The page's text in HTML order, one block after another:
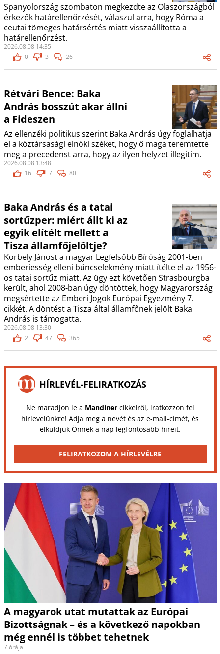
Spanyolország szombaton megkezdte az Olaszországból
érkezők határellenőrzését, válaszul arra, hogy Róma a
ceutai tömeges határsértés miatt visszaállította a
határellenőrzést.
2026.08.08 14:35
0
3 26
Rétvári Bence: Baka
András bosszút akar állni
a Fideszen
Az ellenzéki politikus szerint Baka András úgy foglalhatja
el a köztársasági elnöki széket, hogy ő maga teremtette
meg a precedenst arra, hogy az ilyen helyzet illegitim.
2026.08.08 13:48
16
7 80
Baka András és a tatai
sortűzper: miért állt ki az
egyik elítélt mellett a
Tisza államfőjelöltje?
Korbely Jánost a magyar Legfelsőbb Bíróság 2001-ben
emberiesség elleni bűncselekmény miatt ítélte el az 1956-
os tatai sortűz miatt. Az ügy ezt követően Strasbourgba
került, ahol 2008-ban úgy döntöttek, hogy Magyarország
megsértette az Emberi Jogok Európai Egyezmény 7.
cikkét. A döntést a Tisza által államfőnek jelölt Baka
András is támogatta.
2026.08.08 13:30
2
47 365
HÍRLEVÉL-FELIRATKOZÁS
Ne maradjon le a Mandinercikkeiről, iratkozzon fel
hírlevelünkre! Adja meg a nevét és az e-mail-címét, és
elküldjük Önnek a nap legfontosabb híreit.
FELIRATKOZOM A HÍRLEVÉLRE
A magyarok utat mutattak az Európai
Bizottságnak – és a következő napokban
még ennél is többet tehetnek
7 órája